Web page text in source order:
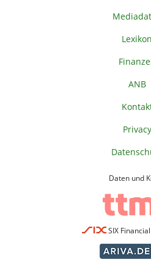
Lexikon
ANB
Privacy
Daten und
SIX